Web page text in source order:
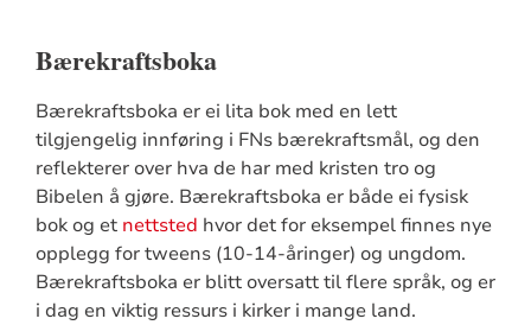
Bærekraftsboka
Bærekraftsboka er ei lita bok med en lett
tilgjengelig innføring i FNs bærekraftsmål, og den
reflekterer over hva de har med kristen tro og
Bibelen å gjøre. Bærekraftsboka er både ei fysisk
bok og et nettsted hvor det for eksempel finnes nye
opplegg for tweens (10-14-åringer) og ungdom.
Bærekraftsboka er blitt oversatt til flere språk, og er
i dag en viktig ressurs i kirker i mange land.